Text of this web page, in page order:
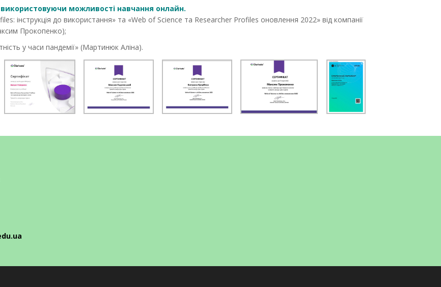
можливості навчання онлайн.
інструкція до використання» та «Web of Science та Researcher Profiles оновлення 2022» від компанії
Прокопенко);
у часи пандемії» (Мартинюк Аліна).